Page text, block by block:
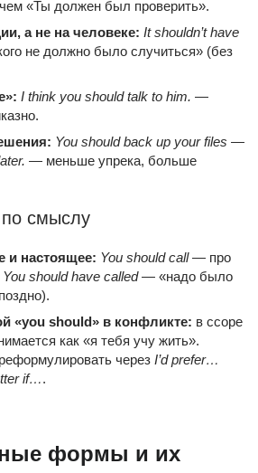
«Ты должен был проверить».
а не на человеке: It shouldn’t have
не должно было случиться» (без
I think you should talk to him. —
You should back up your files —
— меньше упрека, больше
смыслу
и настоящее: You should call— про
You should have called— «надо было
«you should» в конфликте: в ссоре
как «я тебя учу жить».
через I’d prefer…
if….
формы и их